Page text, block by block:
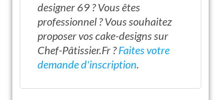
designer 69 ? Vous êtes
professionnel ? Vous souhaitez
proposer vos cake-designs sur
Chef-Pâtissier.Fr ?Faites votre
demande d'inscription.